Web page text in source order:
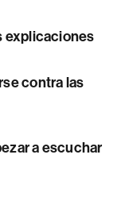
explicaciones
contra las
a escuchar